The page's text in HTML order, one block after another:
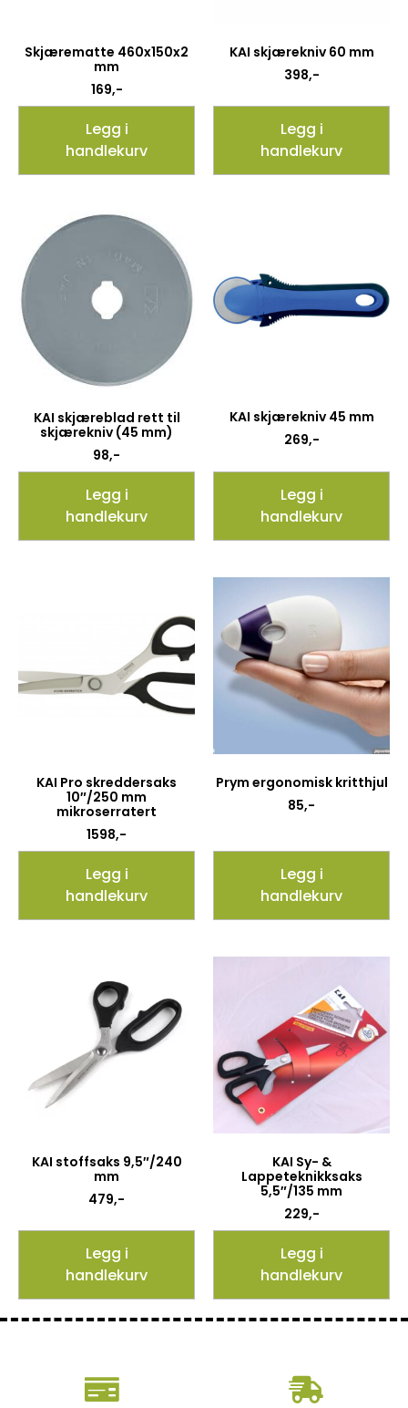
Skjærematte 460x150x2
mm
169,-
Legg i
handlekurv
KAI skjærekniv 60 mm
398,-
Legg i
handlekurv
KAI skjæreblad rett til
skjærekniv (45 mm)
98,-
Legg i
handlekurv
KAI skjærekniv 45 mm
269,-
Legg i
handlekurv
KAI Pro skreddersaks
10″/250 mm
mikroserratert
1598,-
Legg i
handlekurv
Prym ergonomisk kritthjul
85,-
Legg i
handlekurv
KAI stoffsaks 9,5″/240
mm
479,-
Legg i
handlekurv
KAI Sy- &
Lappeteknikksaks
5,5″/135 mm
229,-
Legg i
handlekurv